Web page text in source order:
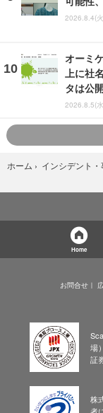
2026.8.4(
オーミ
上に社
タは公
2026.8.5(
ホーム › インシデント・
Home
お問合せ
場
証
株